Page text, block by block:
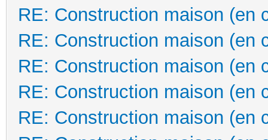
RE: Construction maison (en
RE: Construction maison (en
RE: Construction maison (en
RE: Construction maison (en
RE: Construction maison (en